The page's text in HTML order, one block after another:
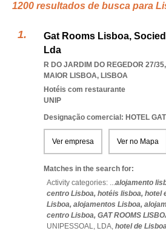
1200 resultados de busca para
Gat Rooms Lisboa,
Lda
R DO JARDIM DO REGEDOR 27/
MAIOR LISBOA, LISBOA
Hotéis com restaurante
UNIP
Designação comercial: HOTEL
Ver empresa Ver no Mapa
Matches in the search for:
Activity categories: ...alojamento
centro Lisboa, hotéis lisboa, hotel
Lisboa, alojamentos Lisboa,
centro Lisboa, GAT ROOMS
UNIPESSOAL, LDA, hotel de